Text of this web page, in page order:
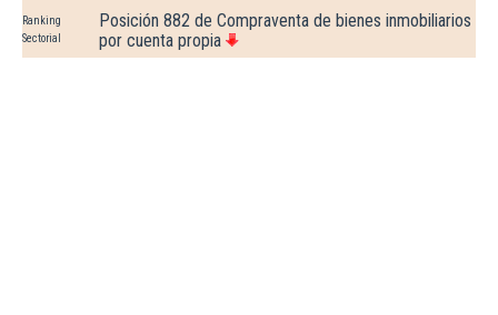
Ranking
Sectorial
Posición 882 de Compraventa de bienes inmobiliarios
por cuenta propia